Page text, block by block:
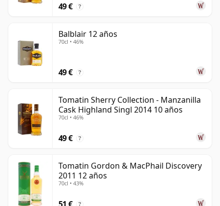
49 € ?
Balblair 12 años
70cl • 46%
49 € ?
Tomatin Sherry Collection - Manzanilla
Cask Highland Singl 2014 10 años
70cl • 46%
49 € ?
Tomatin Gordon & MacPhail Discovery
2011 12 años
70cl • 43%
?